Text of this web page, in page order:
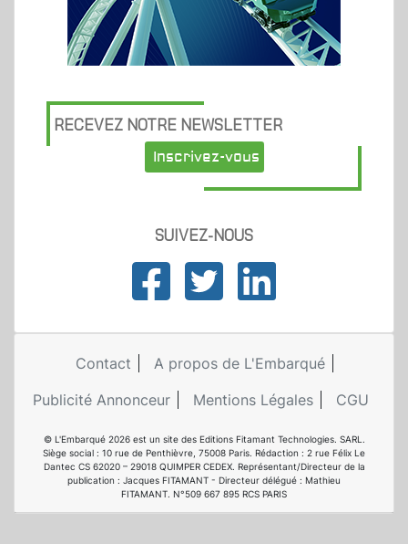
RECEVEZ NOTRE NEWSLETTER
Inscrivez-vous
SUIVEZ-NOUS
Contact
A propos de L'Embarqué
Publicité Annonceur
Mentions Légales CGU
© L'Embarqué 2026 est un site des Editions Fitamant Technologies. SARL.
Siège social : 10 rue de Penthièvre, 75008 Paris. Rédaction : 2 rue Félix Le
Dantec CS 62020 – 29018 QUIMPER CEDEX. Représentant/Directeur de la
publication : Jacques FITAMANT - Directeur délégué : Mathieu
FITAMANT. N°509 667 895 RCS PARIS